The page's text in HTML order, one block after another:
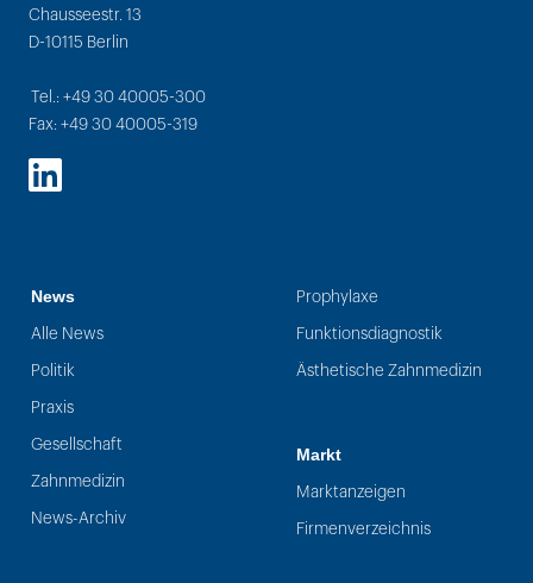
Chausseestr. 13
D-10115 Berlin
Tel.: +49 30 40005-300
Fax: +49 30 40005-319
LinkedIn
News
Alle News
Politik
Praxis
Gesellschaft
Zahnmedizin
News-Archiv
Prophylaxe
Funktionsdiagnostik
Ästhetische Zahnmedizin
Markt
Marktanzeigen
Firmenverzeichnis